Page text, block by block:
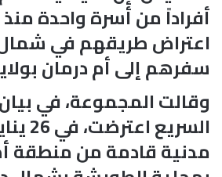
أفراداً من أسرة واحدة
اعتراض طريقهم في شمال
سفرهم إلى أم درمان
وقالت المجموعة، في
مدنية قادمة من